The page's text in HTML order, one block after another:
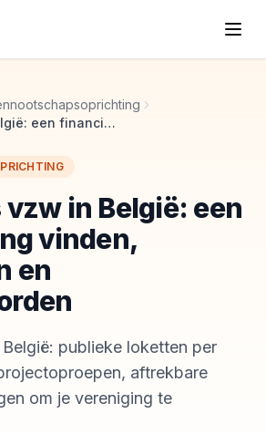
Subsidies vzw in België: een financiering vinden, aanvragen en verantwoorden
in België: een
vinden,
en
publieke loketten per
aftrekbare
om je vereniging te